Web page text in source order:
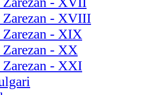
- XVIII
- XIX
- XX
- XXI